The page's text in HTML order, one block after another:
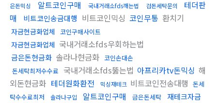
은돈믹싱
알트코인구매 국내거래소fds깨는법 검돈세탁문의
테더판
매
비트코인송금대행 비트코인믹싱 코인무통 환치기
자금현금화업체 코인구매사이트
자금현금화업체 국내거래소fds우회하는법
금은돈현금화 솔라나현금화 코인손대손
돈세탁최저수수료
국내거래소fds뚫는법 아프리카tv돈믹싱 해
외돈현금화 테더원화환전 믹싱재테크 비트코인전송대행 돈세
탁수수료최저
솔라나구입 알트코인구매 금은돈세탁
재테크자금